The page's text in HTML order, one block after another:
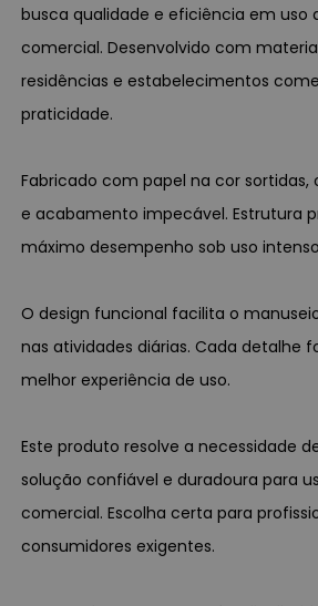
busca qualidade e eficiência em uso
comercial. Desenvolvido com
residências e estabelecimentos
praticidade.
Fabricado com papel na cor sortidas,
e acabamento impecável. Estrutura
máximo desempenho sob uso
O design funcional facilita o
nas atividades diárias. Cada detalhe
melhor experiência de uso.
Este produto resolve a necessidade
solução confiável e duradoura para
comercial. Escolha certa para
consumidores exigentes.